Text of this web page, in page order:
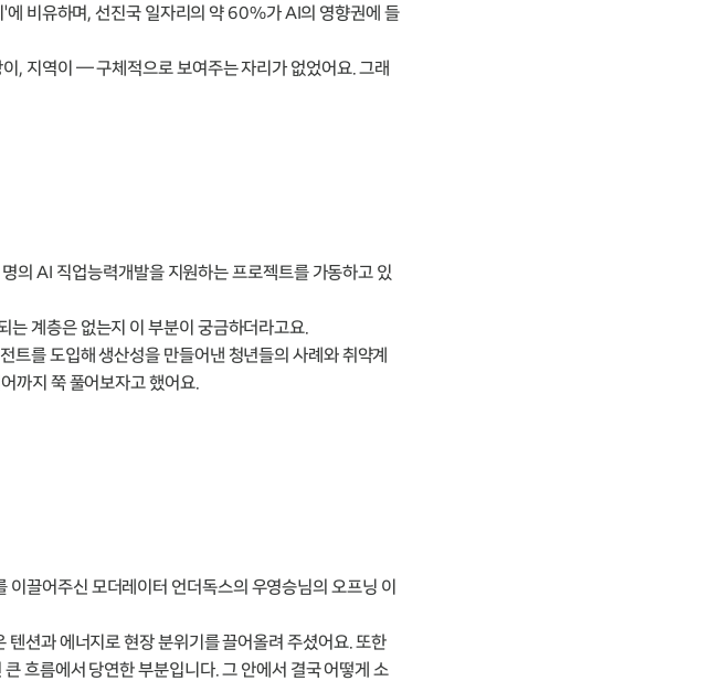
비유하며, 선진국 일자리의 약 60%가 AI의 영향권에 들
, 지역이 — 구체적으로 보여주는 자리가 없었어요. 그래
의 AI 직업능력개발을 지원하는 프로젝트를 가동하고 있
는 계층은 없는지 이 부분이 궁금하더라고요.
트를 도입해 생산성을 만들어낸 청년들의 사례와 취약계
까지 쭉 풀어보자고 했어요.
끌어주신 모더레이터 언더독스의 우영승님의 오프닝 이
션과 에너지로 현장 분위기를 끌어올려 주셨어요. 또한
흐름에서 당연한 부분입니다. 그 안에서 결국 어떻게 소